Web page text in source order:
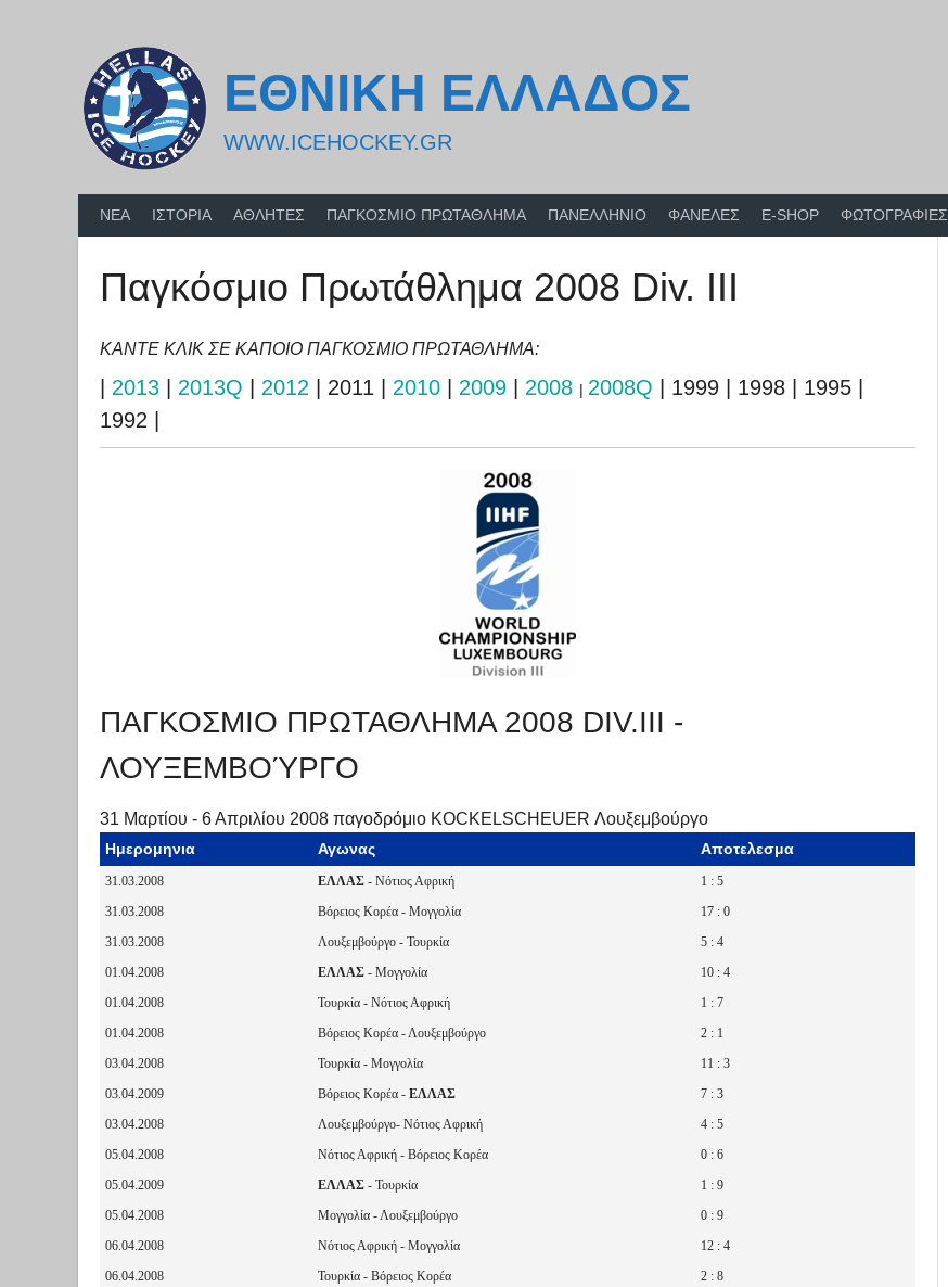
ΕΘΝΙΚΗ ΕΛΛΑΔΟΣ
WWW.ICEHOCKEY.GR
ΝΕΑ ΙΣΤΟΡΙΑ ΑΘΛΗΤΕΣ ΠΑΓΚΟΣΜΙΟ ΠΡΩΤΑΘΛΗΜΑ ΠΑΝΕΛΛΗΝΙΟ ΦΑΝΕΛΕΣ E-SHOP ΦΩΤΟΓΡΑΦΙΕΣ
Παγκόσμιο Πρωτάθλημα 2008 Div. III
ΚΑΝΤΕ ΚΛΙΚ ΣΕ ΚΑΠΟΙΟ ΠΑΓΚΟΣΜΙΟ ΠΡΩΤΑΘΛΗΜΑ:
| 2013 | 2013Q | 2012 | 2011 | 2010 | 2009 | 2008 | 2008Q | 1999 | 1998 | 1995 |
1992 |
ΠΑΓΚΟΣΜΙΟ ΠΡΩΤΑΘΛΗΜΑ 2008 DIV.III -
ΛΟΥΞΕΜΒΟΎΡΓΟ
31 Μαρτίου - 6 Απριλίου 2008 παγοδρόμιο KOCKELSCHEUER Λουξεμβούργο
Ημερομηνια Αγωνας Αποτελεσμα
31.03.2008 ΕΛΛΑΣ - Νότιος Αφρική
1 : 5
31.03.2008
Βόρειος Κορέα - Μογγολία
17 : 0
31.03.2008
Λουξεμβούργο - Τουρκία
5 : 4
01.04.2008
ΕΛΛΑΣ - Μογγολία
10 : 4
01.04.2008
Τουρκία - Νότιος Αφρική
1 : 7
01.04.2008
Βόρειος Κορέα - Λουξεμβούργο
2 : 1
03.04.2008
Τουρκία - Μογγολία
11 : 3
03.04.2009
Βόρειος Κορέα - ΕΛΛΑΣ
7 : 3
03.04.2008
Λουξεμβούργο- Νότιος Αφρική
4 : 5
05.04.2008
Νότιος Αφρική - Βόρειος Κορέα
0 : 6
05.04.2009
ΕΛΛΑΣ - Τουρκία
1 : 9
05.04.2008
Μογγολία - Λουξεμβούργο
0 : 9
06.04.2008
Νότιος Αφρική - Μογγολία
12 : 4
06.04.2008
Τουρκία - Βόρειος Κορέα
2 : 8